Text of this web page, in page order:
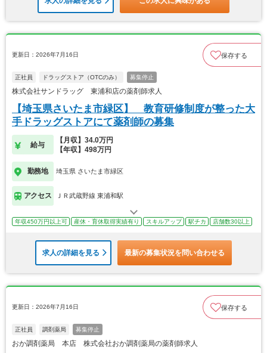
更新日：2026年7月16日 保存する
正社員 ドラッグストア（OTCのみ） 募集停止
株式会社サンドラッグ 東浦和店の薬剤師求人
【埼玉県さいたま市緑区】 教育研修制度が整った大
手ドラッグストアにて薬剤師の募集
給与
【月収】34.0万円
【年収】498万円
勤務地 埼玉県 さいたま市緑区
アクセス ＪＲ武蔵野線 東浦和駅
年収450万円以上可 産休・育休取得実績有り スキルアップ 駅チカ 店舗数30以上
求人の詳細を見る 最新の募集状況を問い合わせる
更新日：2026年7月16日 保存する
正社員 調剤薬局 募集停止
おか調剤薬局 本店 株式会社おか調剤薬局の薬剤師求人